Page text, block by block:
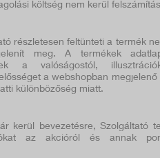
költség nem kerül
részletesen feltünteti a termék
meg. A termékek
a valóságostól,
a webshopban megjelenő
különbözőség miatt.
kerül bevezetésre, Szolgáltató
az akcióról és annak